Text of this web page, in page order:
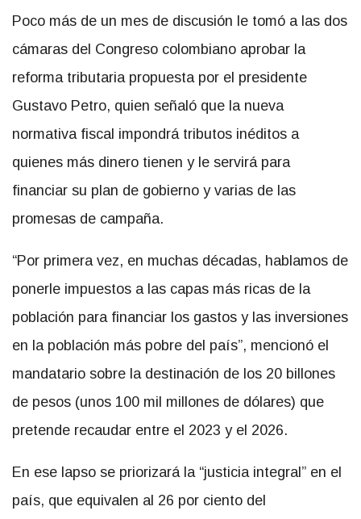
Poco más de un mes de discusión le tomó a las dos
cámaras del Congreso colombiano aprobar la
reforma tributaria propuesta por el presidente
Gustavo Petro, quien señaló que la nueva
normativa fiscal impondrá tributos inéditos a
quienes más dinero tienen y le servirá para
financiar su plan de gobierno y varias de las
promesas de campaña.
“Por primera vez, en muchas décadas, hablamos de
ponerle impuestos a las capas más ricas de la
población para financiar los gastos y las inversiones
en la población más pobre del país”, mencionó el
mandatario sobre la destinación de los 20 billones
de pesos (unos 100 mil millones de dólares) que
pretende recaudar entre el 2023 y el 2026.
En ese lapso se priorizará la “justicia integral” en el
país, que equivalen al 26 por ciento del